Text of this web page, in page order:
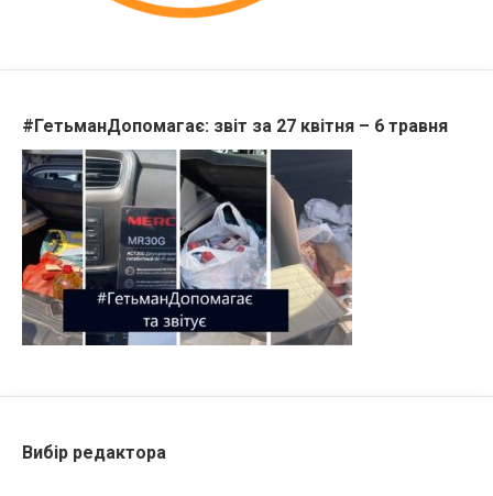
#ГетьманДопомагає: звіт за 27 квітня – 6 травня
Вибір редактора